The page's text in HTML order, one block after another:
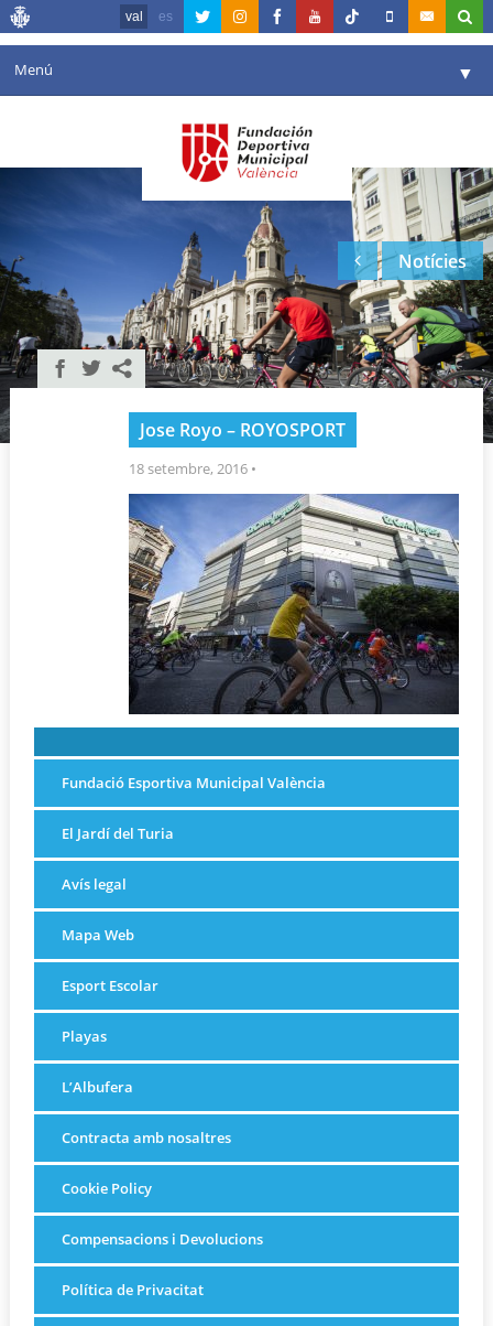
val es
Menú ▼
Agenda
▼
Comunicació ▼
València en esport ▼
Portal de Transparència
Notícies
Jose Royo – ROYOSPORT
18 setembre, 2016•
Fundació Esportiva Municipal València
El Jardí del Turia
Avís legal
Mapa Web
Esport Escolar
Playas
L’Albufera
Contracta amb nosaltres
Cookie Policy
Compensacions i Devolucions
Política de Privacitat